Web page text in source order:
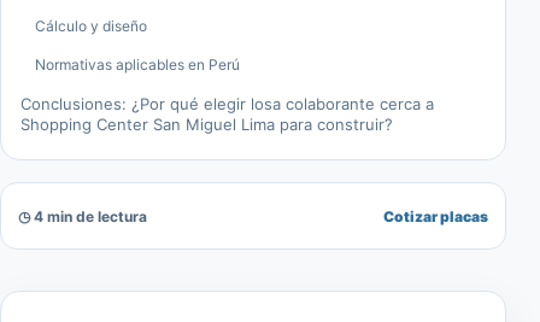
Cálculo y diseño
Normativas aplicables en Perú
Conclusiones: ¿Por qué elegir losa colaborante cerca a
Shopping Center San Miguel Lima para construir?
◷ 4 min de lectura Cotizar placas